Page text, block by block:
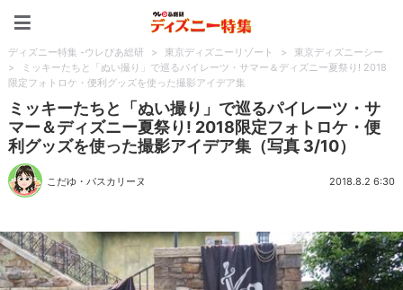
ディズニー特集 -ウレぴあ総研 > 東京ディズニーリゾート >
東京ディズニーシー
>
ミッキーたちと「ぬい撮り」で巡るパイレーツ・サマー＆ディズニー夏祭り! 2018
限定フォトロケ・便利グッズを使った撮影アイデア集
ミッキーたちと「ぬい撮り」で巡るパイレーツ・サ
マー＆ディズニー夏祭り! 2018限定フォトロケ・便
利グッズを使った撮影アイデア集（写真 3/10）
こだゆ・パスカリーヌ 2018.8.2 6:30